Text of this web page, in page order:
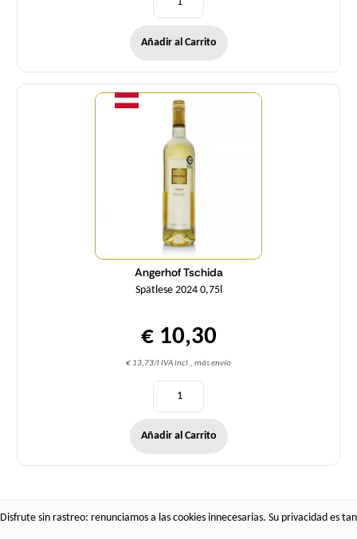
Añadir al Carrito
Angerhof Tschida
Spätlese 2024 0,75l
€ 10,30
€ 13,73/l IVA incl., más envío
Cantidad
Añadir al Carrito
Disfrute sin rastreo: renunciamos a las cookies innecesarias. Su privacidad es tan